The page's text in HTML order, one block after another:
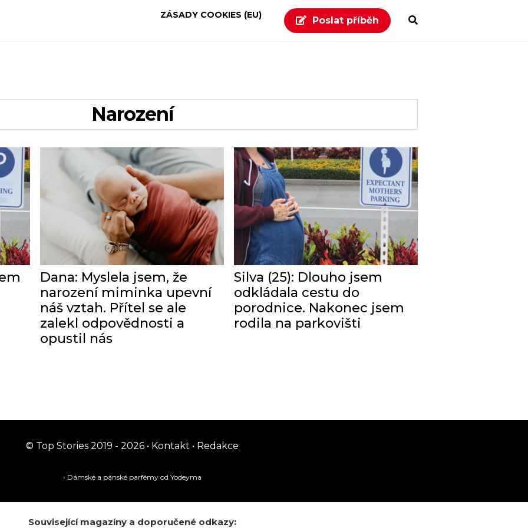
Poslat příběh
ZÁSADY COOKIES (EU)
narození
Dana: Myslela jsem, že
narození miminka upevní
náš vztah. Přítel se ale
zalekl odpovědnosti a
opustil nás
Silva (25): Dlouho jsem
odkládala cestu do
porodnice. Nakonec jsem
rodila na parkovišti
© Top Stories 2019 - 2026 •Kontakt •Redakce
• Dámské a pánské parfémyod Yodeyma
Související magazíny a doporučené odkazy: